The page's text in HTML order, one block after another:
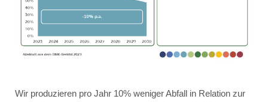
Wir produzieren pro Jahr 10% weniger Abfall in Relation zur